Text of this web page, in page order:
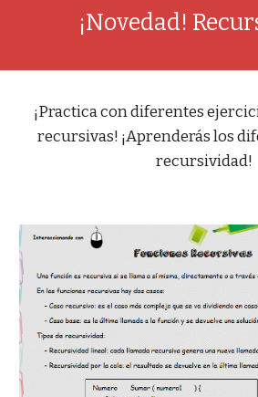
¡Novedad!
¡Practica con diferentes
recursivas! ¡Aprenderás los
recursividad!